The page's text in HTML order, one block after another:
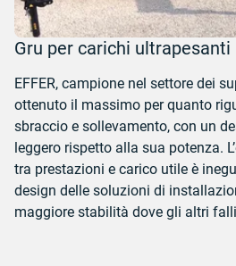
Gru per carichi ultrapesanti
EFFER, campione nel settore dei
ottenuto il massimo per quanto
sbraccio e sollevamento, con un
leggero rispetto alla sua potenza.
tra prestazioni e carico utile è
design delle soluzioni di
maggiore stabilità dove gli altri